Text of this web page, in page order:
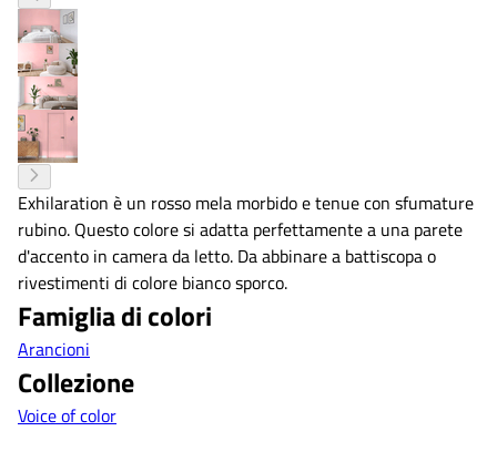
Exhilaration è un rosso mela morbido e tenue con sfumature
rubino. Questo colore si adatta perfettamente a una parete
d'accento in camera da letto. Da abbinare a battiscopa o
rivestimenti di colore bianco sporco.
Famiglia di colori
Arancioni
Collezione
Voice of color